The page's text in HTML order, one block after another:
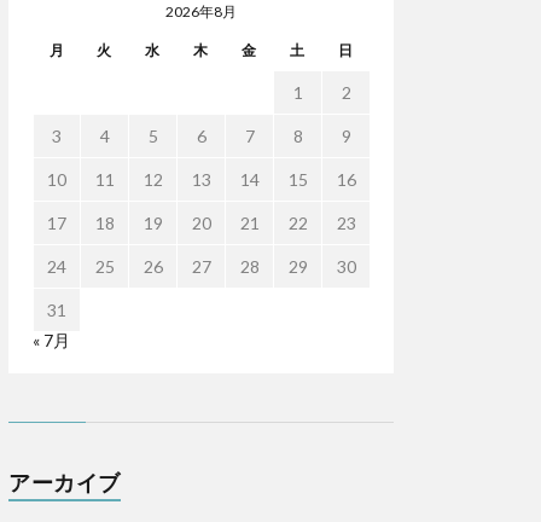
2026年8月
月 火 水 木 金 土 日
1 2
3 4 5 6 7 8 9
10 11 12 13 14 15 16
17 18 19 20 21 22 23
24 25 26 27 28 29 30
31
« 7月
アーカイブ